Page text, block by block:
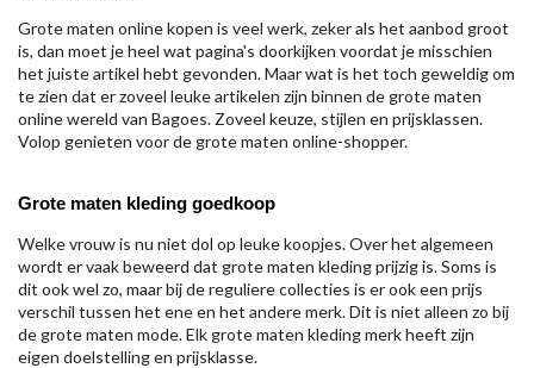
Grote maten online kopen is veel werk, zeker als het aanbod groot
is, dan moet je heel wat pagina's doorkijken voordat je misschien
het juiste artikel hebt gevonden. Maar wat is het toch geweldig om
te zien dat er zoveel leuke artikelen zijn binnen de grote maten
online wereld van Bagoes. Zoveel keuze, stijlen en prijsklassen.
Volop genieten voor de grote maten online-shopper.
Grote maten kleding goedkoop
Welke vrouw is nu niet dol op leuke koopjes. Over het algemeen
wordt er vaak beweerd dat grote maten kleding prijzig is. Soms is
dit ook wel zo, maar bij de reguliere collecties is er ook een prijs
verschil tussen het ene en het andere merk. Dit is niet alleen zo bij
de grote maten mode. Elk grote maten kleding merk heeft zijn
eigen doelstelling en prijsklasse.